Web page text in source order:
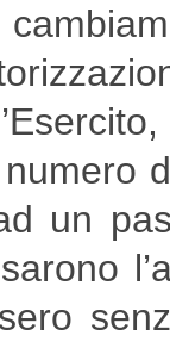
un